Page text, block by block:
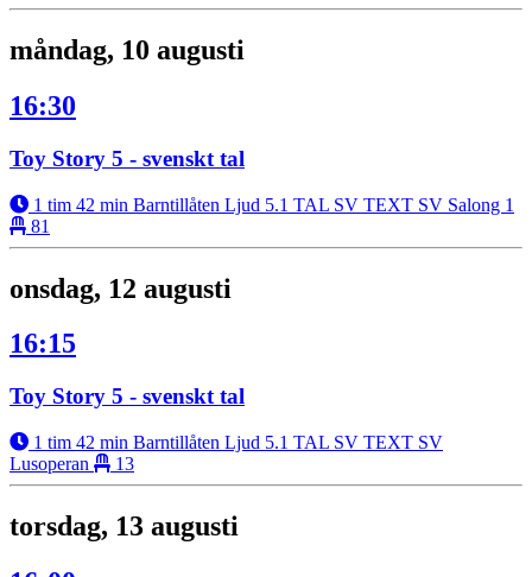
måndag, 10 augusti
16:30
Toy Story 5 - svenskt tal
1 tim 42 min Barntillåten Ljud 5.1 TAL SV TEXT SV Salong 1
81
onsdag, 12 augusti
16:15
Toy Story 5 - svenskt tal
1 tim 42 min Barntillåten Ljud 5.1 TAL SV TEXT SV
Lusoperan
13
torsdag, 13 augusti